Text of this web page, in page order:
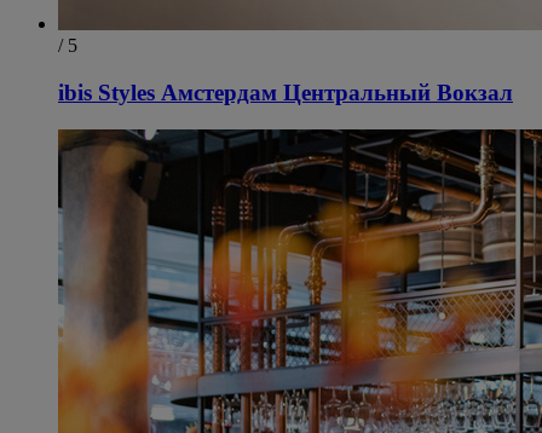
/ 5
ibis Styles Амстердам Центральный Вокзал